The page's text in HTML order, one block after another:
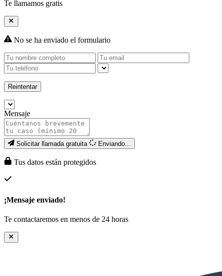
Te llamamos gratis
No se ha enviado el formulario
Reintentar
Mensaje
Solicitar llamada gratuita Enviando...
Tus datos están protegidos
¡Mensaje enviado!
Te contactaremos en menos de 24 horas